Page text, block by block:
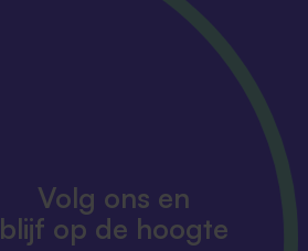
Volg ons en
blijf op de hoogte